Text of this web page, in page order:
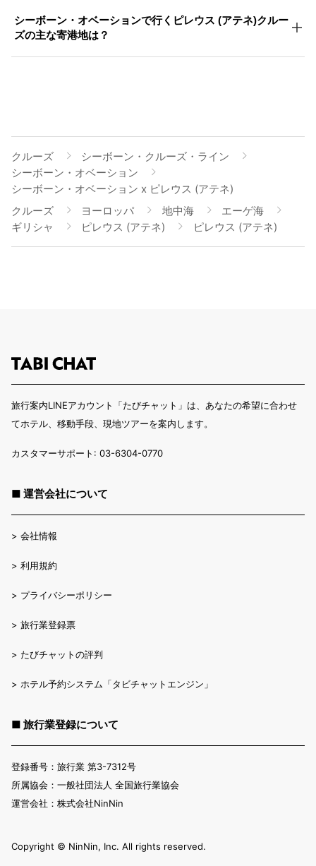
シーボーン・オベーションで行くピレウス (アテネ)クルー
ズの主な寄港地は？
クルーズ
シーボーン・クルーズ・ライン
シーボーン・オベーション
シーボーン・オベーション x ピレウス (アテネ)
クルーズ
ヨーロッパ 地中海
エーゲ海
ギリシャ
ピレウス (アテネ) ピレウス (アテネ)
旅行案内LINEアカウント「たびチャット」は、あなたの希望に合わせ
てホテル、移動手段、現地ツアーを案内します。
カスタマーサポート: 03-6304-0770
■ 運営会社について
> 会社情報
> 利用規約
> プライバシーポリシー
> 旅行業登録票
> たびチャットの評判
> ホテル予約システム「タビチャットエンジン」
■ 旅行業登録について
登録番号：旅行業 第3-7312号
所属協会：一般社団法人 全国旅行業協会
運営会社：株式会社NinNin
Copyright ©︎ NinNin, Inc. All rights reserved.